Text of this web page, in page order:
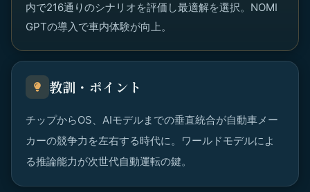
内で216通りのシナリオを評価し最適解を選択。NOMI
GPTの導入で車内体験が向上。
教訓・ポイント
チップからOS、AIモデルまでの垂直統合が自動車メー
カーの競争力を左右する時代に。ワールドモデルによ
る推論能力が次世代自動運転の鍵。